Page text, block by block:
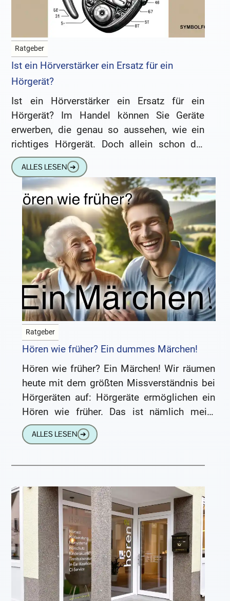
Ratgeber
Ist ein Hörverstärker ein Ersatz für ein
Hörgerät?
Ist ein Hörverstärker ein Ersatz für ein
Hörgerät? Im Handel können Sie Geräte
erwerben, die genau so aussehen, wie ein
richtiges Hörgerät. Doch allein schon der
Preis sollte stutzig machen.
ALLES LESEN ➔
Ratgeber
Hören wie früher? Ein dummes Märchen!
Hören wie früher? Ein Märchen! Wir räumen
heute mit dem größten Missverständnis bei
Hörgeräten auf: Hörgeräte ermöglichen ein
Hören wie früher. Das ist nämlich meist
nicht so. Hörgeräte sind immer
ALLES LESEN ➔